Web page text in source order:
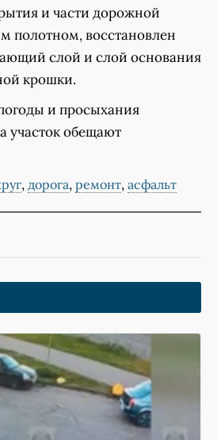
и части дорожной
полотном, восстановлен
слой и слой основания
крошки.
и просыхания
участок обещают
, дорога, ремонт, асфальт